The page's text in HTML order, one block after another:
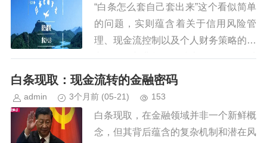
“白条怎么套自己套出来”这个看似简单
的问题，实则蕴含着关于信用风险管
理、现金流控制以及个人财务策略的复
杂逻辑。并非单纯的技术动作，而是对
自身资产负债状况进行精准评估和主动
白条现取：现金流转的金融密码
admin 3个月前 (05-21) 153
白条现取，在金融领域并非一个新鲜概
念，但其背后蕴含的复杂机制和潜在风